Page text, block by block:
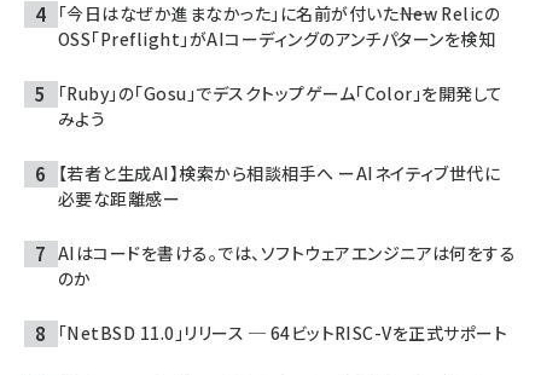
「今日はなぜか進まなかった」に名前が付いた――New Relicの
OSS「Preflight」がAIコーディングのアンチパターンを検知
「Ruby」の「Gosu」でデスクトップゲーム「Color」を開発して
みよう
【若者と生成AI】検索から相談相手へ ーAIネイティブ世代に
必要な距離感ー
AIはコードを書ける。では、ソフトウェアエンジニアは何をする
のか
「NetBSD 11.0」リリース ─ 64ビットRISC-Vを正式サポート